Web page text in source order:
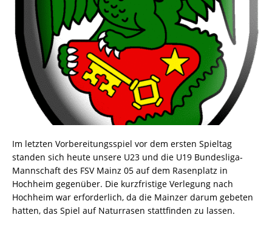
Im letzten Vorbereitungsspiel vor dem ersten Spieltag
standen sich heute unsere U23 und die U19 Bundesliga-
Mannschaft des FSV Mainz 05 auf dem Rasenplatz in
Hochheim gegenüber. Die kurzfristige Verlegung nach
Hochheim war erforderlich, da die Mainzer darum gebeten
hatten, das Spiel auf Naturrasen stattfinden zu lassen.